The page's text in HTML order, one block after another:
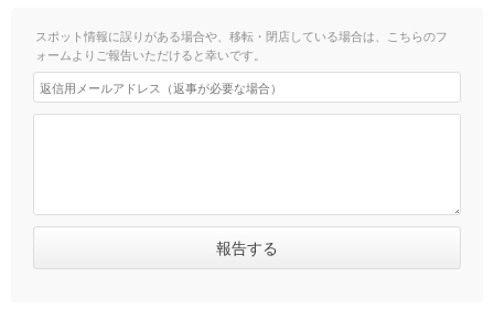
スポット情報に誤りがある場合や、移転・閉店している場合は、こちらのフ
ォームよりご報告いただけると幸いです。